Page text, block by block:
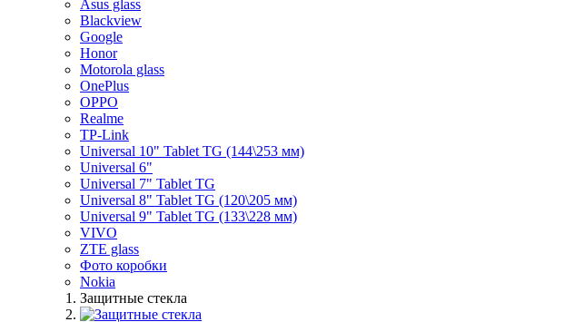
Asus glass
Blackview
Google
Honor
Motorola glass
OnePlus
OPPO
Realme
TP-Link
Universal 10" Tablet TG (144\253 мм)
Universal 6"
Universal 7" Tablet TG
Universal 8" Tablet TG (120\205 мм)
Universal 9" Tablet TG (133\228 мм)
VIVO
ZTE glass
Фото коробки
Nokia
Защитные стекла